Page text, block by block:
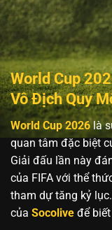
World Cup
Vô Địch Quy
World Cup 2026là
quan tâm đặc biệt
Giải đấu lần này
của FIFA với thể
tham dự tăng kỷ
của Socolive để